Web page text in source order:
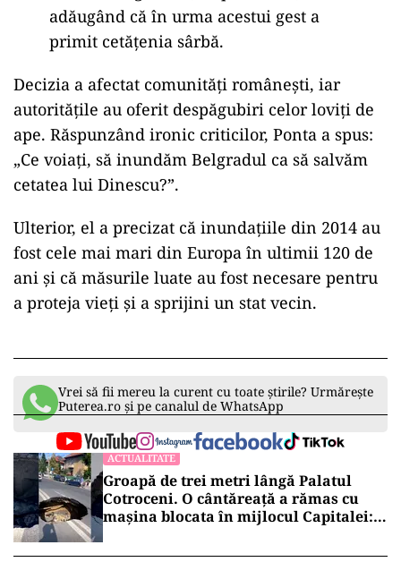
adăugând că în urma acestui gest a
primit cetățenia sârbă.
Decizia a afectat comunități românești, iar
autoritățile au oferit despăgubiri celor loviți de
ape. Răspunzând ironic criticilor, Ponta a spus:
„Ce voiați, să inundăm Belgradul ca să salvăm
cetatea lui Dinescu?”.
Ulterior, el a precizat că inundațiile din 2014 au
fost cele mai mari din Europa în ultimii 120 de
ani și că măsurile luate au fost necesare pentru
a proteja vieți și a sprijini un stat vecin.
Vrei să fii mereu la curent cu toate știrile? Urmărește
Puterea.ro și pe canalul de WhatsApp
ACTUALITATE
Groapă de trei metri lângă Palatul
Cotroceni. O cântăreață a rămas cu
mașina blocata în mijlocul Capitalei: